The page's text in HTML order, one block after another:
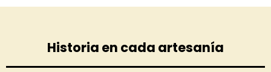
Historia en cada artesanía